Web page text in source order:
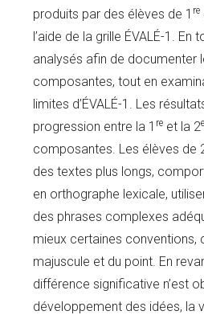
produits par des élèves de 1 re
l’aide de la grille ÉVALÉ-1.
analysés afin de documenter
composantes, tout en
limites d’ÉVALÉ-1. Les
progression entre la 1 re et la 2e
composantes. Les élèves de
des textes plus longs,
en orthographe lexicale,
des phrases complexes
mieux certaines conventions,
majuscule et du point. En
différence significative n’est
développement des idées, la